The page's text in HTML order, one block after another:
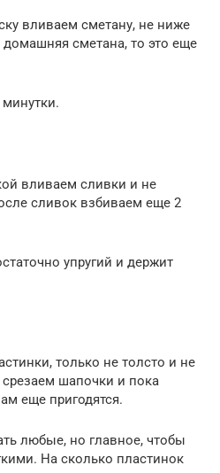
вливаем сметану, не ниже
домашняя сметана, то это еще
вливаем сливки и не
сливок взбиваем еще 2
упругий и держит
только не толсто и не
шапочки и пока
еще пригодятся.
любые, но главное, чтобы
На сколько пластинок